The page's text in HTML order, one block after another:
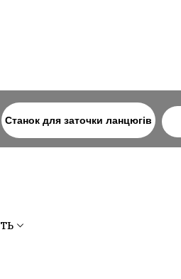
Станок для заточки ланцюгів